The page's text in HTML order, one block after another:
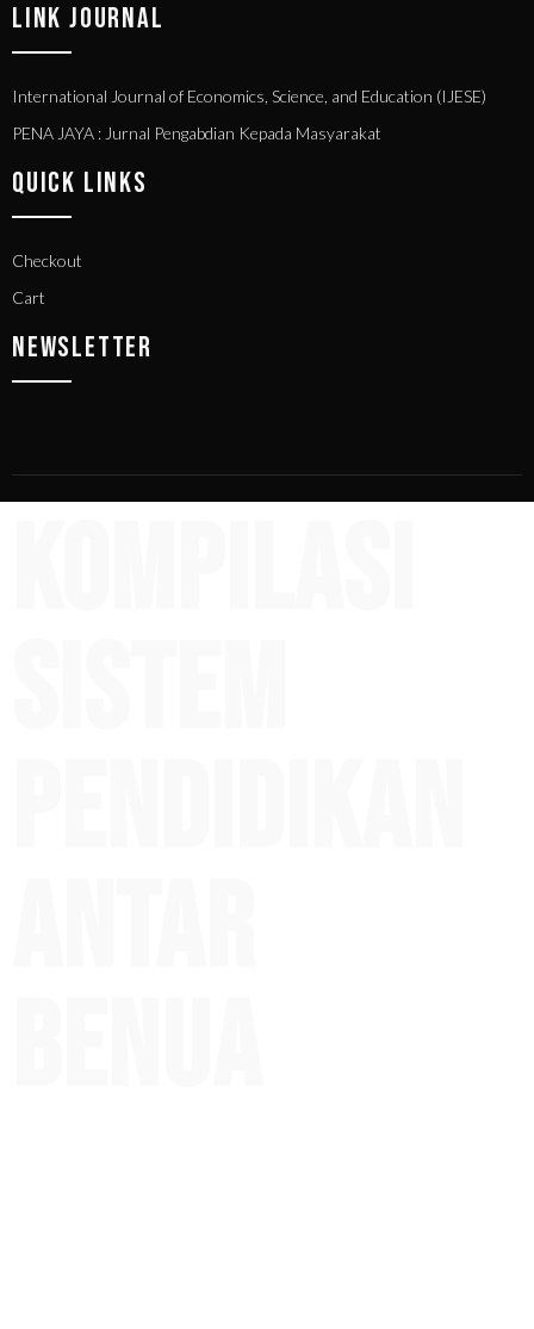
LINK JOURNAL
International Journal of Economics, Science, and Education (IJESE)
PENA JAYA : Jurnal Pengabdian Kepada Masyarakat
QUICK LINKS
Checkout
Cart
NEWSLETTER